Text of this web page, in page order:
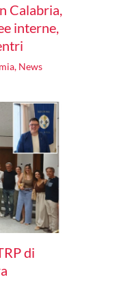
Calabria,
interne,
, News
di